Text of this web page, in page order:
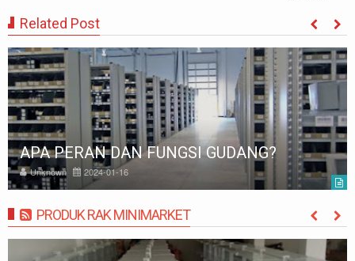
Related Post
PENGERTIAN GUDANG
FUNGSINYA
PRODUK RAK MINIMARKET MORE